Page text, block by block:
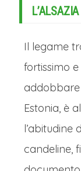
per il
Nel
che
in
Il legame
fortissimo
Estonia, è
l’abitudine
candeline,